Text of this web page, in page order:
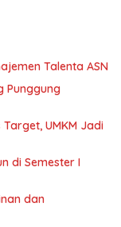
Talenta ASN
Punggung
Target, UMKM Jadi
di Semester I
dan